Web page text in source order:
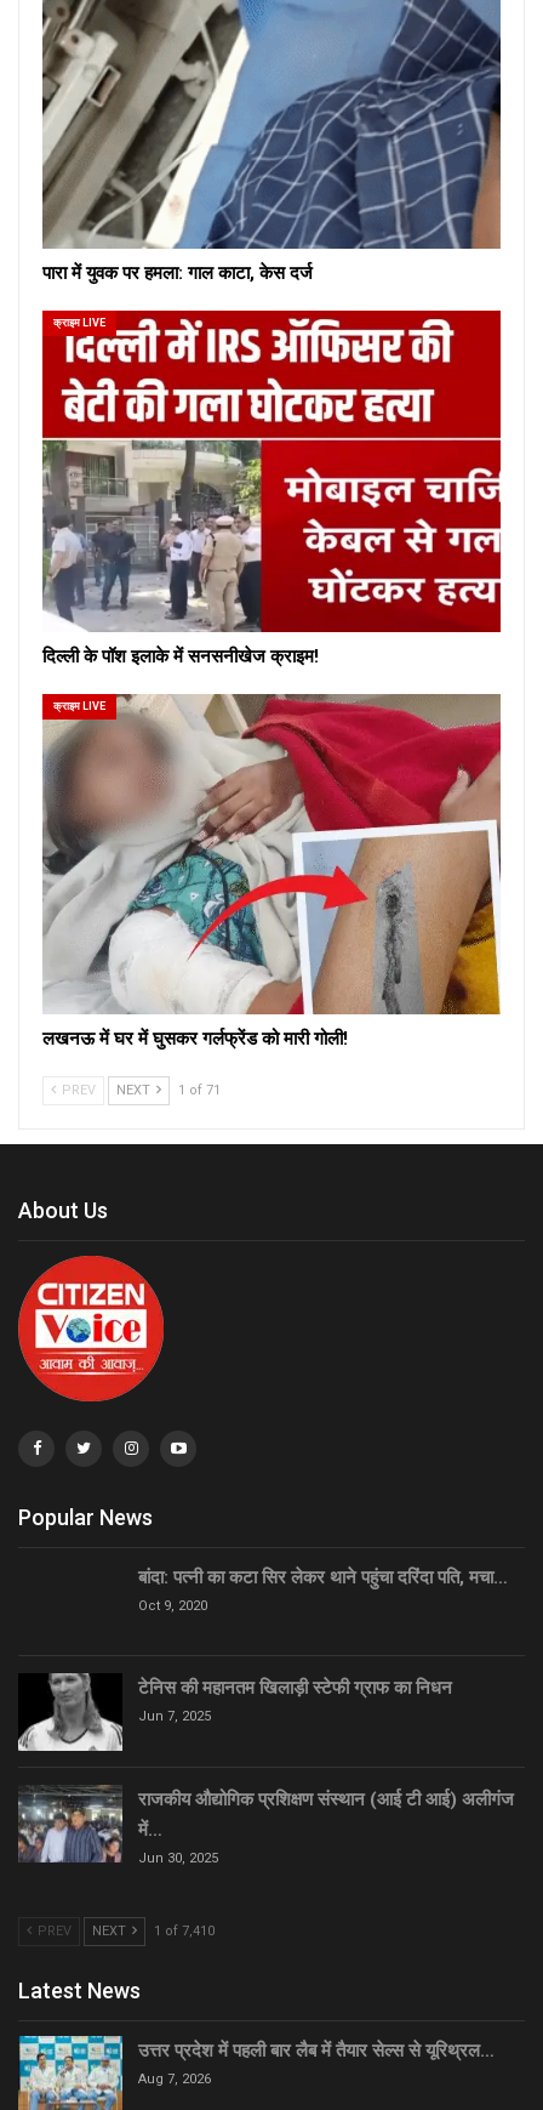
पारा में युवक पर हमला: गाल काटा, केस दर्ज
क्राइम LIVE
दिल्ली के पॉश इलाके में सनसनीखेज क्राइम!
क्राइम LIVE
लखनऊ में घर में घुसकर गर्लफ्रेंड को मारी गोली!
PREV NEXT 1 of 71
About Us
Popular News
बांदा: पत्नी का कटा सिर लेकर थाने पहुंचा दरिंदा पति, मचा…
Oct 9, 2020
टेनिस की महानतम खिलाड़ी स्टेफी ग्राफ का निधन
Jun 7, 2025
राजकीय औद्योगिक प्रशिक्षण संस्थान (आई टी आई) अलीगंज
में…
Jun 30, 2025
PREV NEXT 1 of 7,410
Latest News
उत्तर प्रदेश में पहली बार लैब में तैयार सेल्स से यूरिथ्रल…
Aug 7, 2026